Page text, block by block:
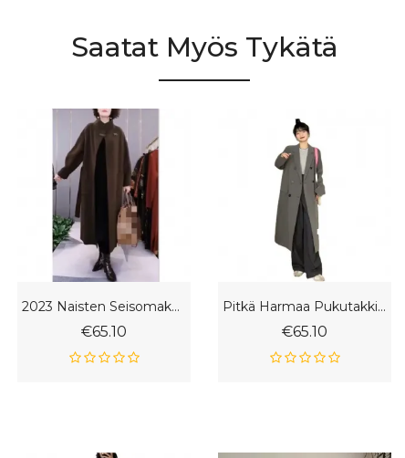
Saatat Myös Tykätä
2023 Naisten Seisomakaulus Villatakki Pitkä Osa Löysä Rento Trendi
€65.10
Pitkä Harmaa Pukutakki 2023 Väljä Luonne Naisten Tuulitakki
€65.10